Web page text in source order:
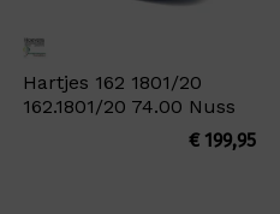
Hartjes 162 1801/20
162.1801/20 74.00 Nuss
€199,95